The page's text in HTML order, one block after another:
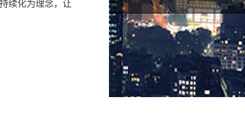
续化为理念，让